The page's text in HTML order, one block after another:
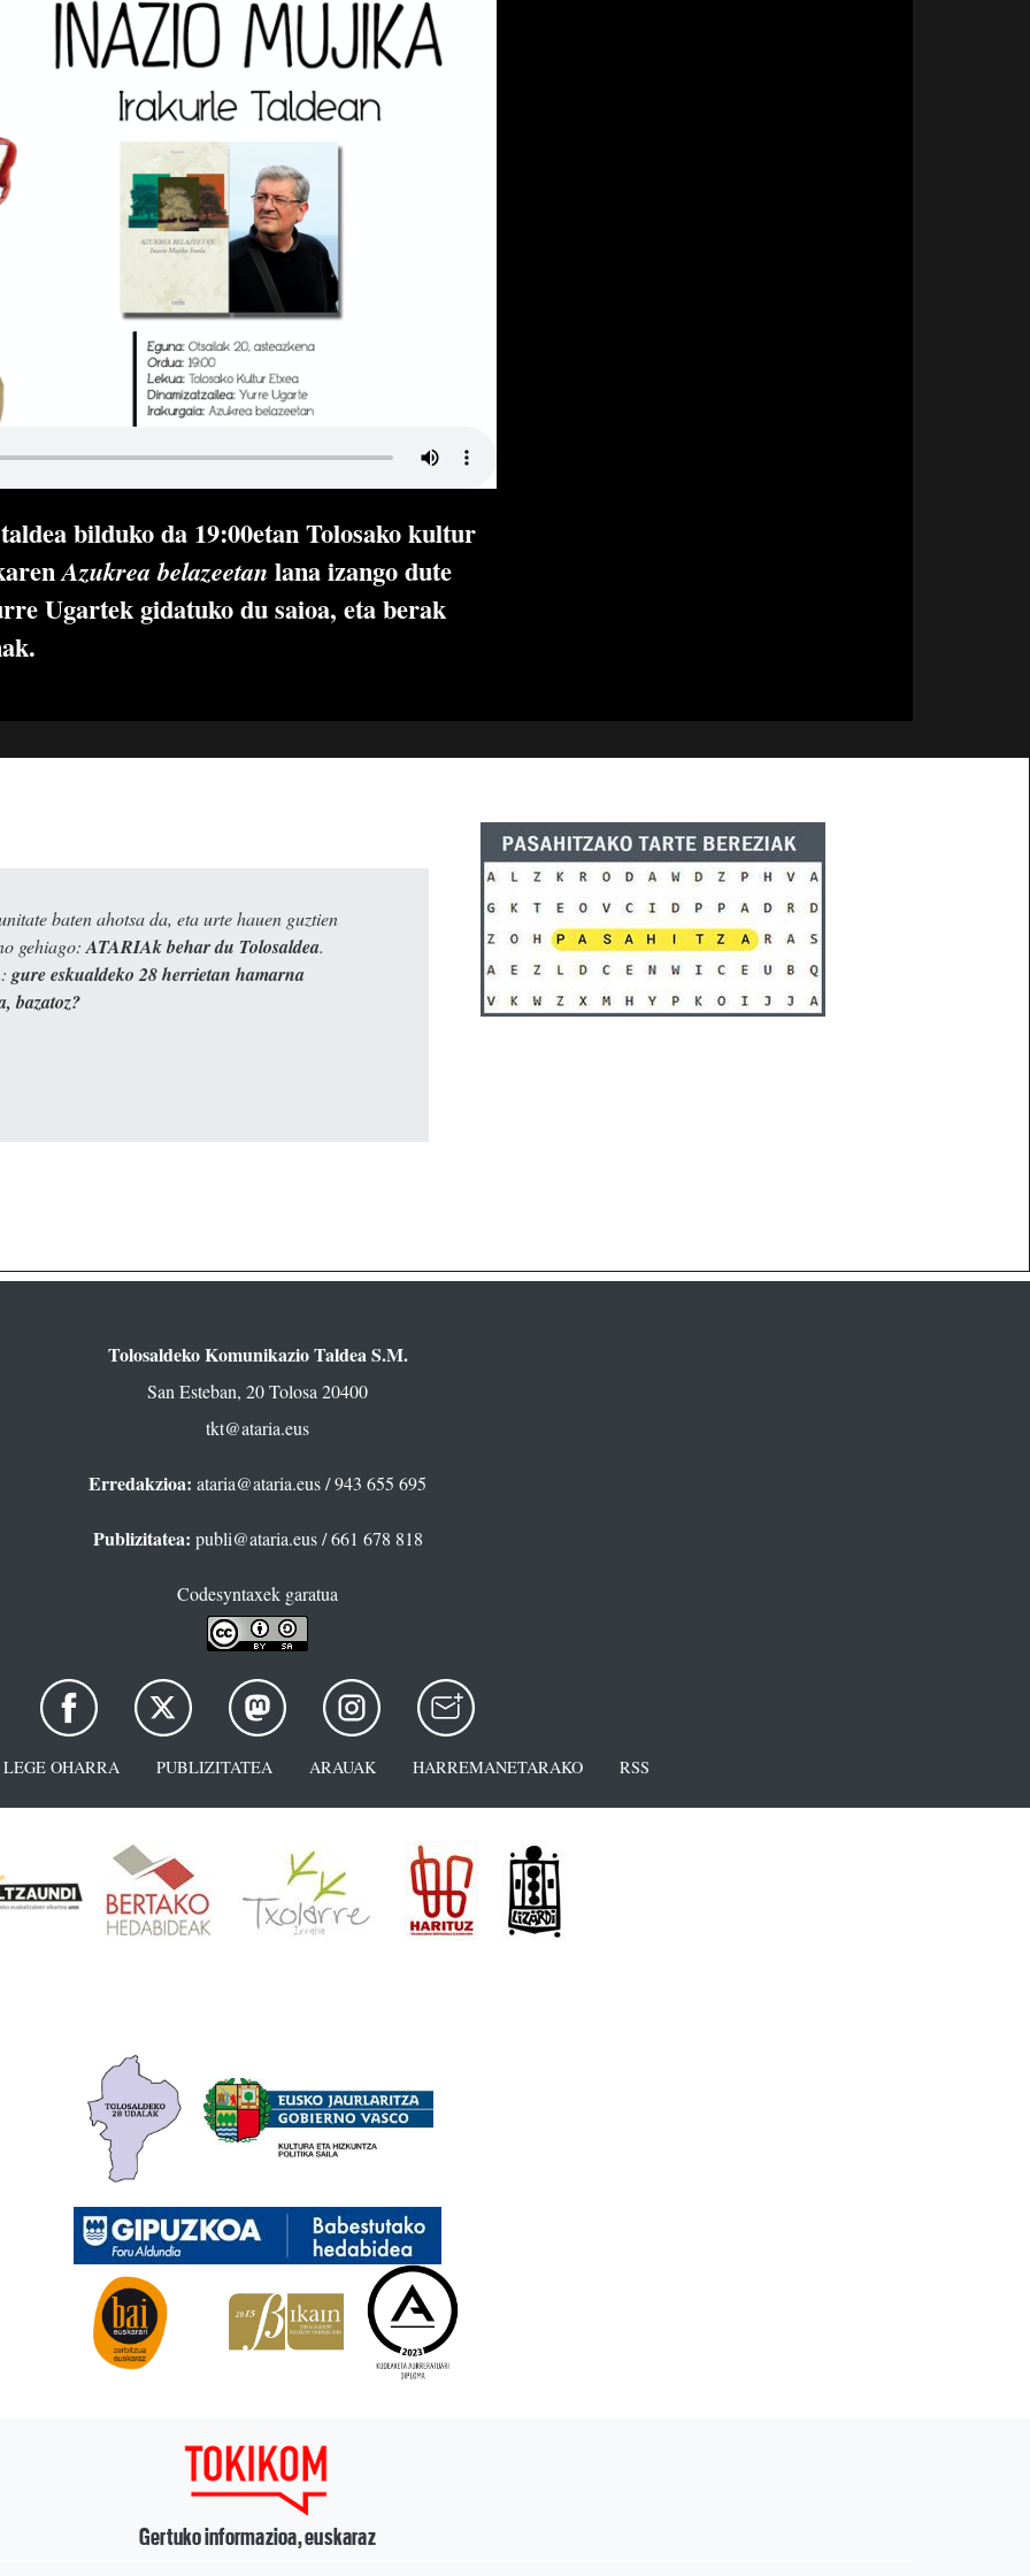
bilduko da 19:00etan Tolosako kultur
Azukrea belazeetan lana izango dute
Ugartek gidatuko du saioa, eta berak
baten ahotsa da, eta urte hauen guztien
gehiago: ATARIAk behar du Tolosaldea.
gure eskualdeko 28 herrietan hamarna
bazatoz?
Tolosaldeko Komunikazio Taldea S.M.
San Esteban, 20 Tolosa 20400
tkt@ataria.eus
Erredakzioa: ataria@ataria.eus/ 943 655 695
Publizitatea: publi@ataria.eus/ 661 678 818
Codesyntaxek garatua
LEGE OHARRA PUBLIZITATEA ARAUAK HARREMANETARAKO RSS
Gertuko informazioa, euskaraz